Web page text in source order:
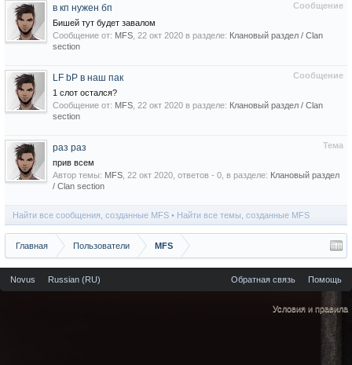
Сообщение
в кп нужен бп
Бишей тут будет завалом
Сообщение от: MFS 22 окт 2020 в разделе: Клановый раздел / Сlan
section
Сообщение
LF bP в наш пак
1 слот остался?
Сообщение от: MFS 22 окт 2020 в разделе: Клановый раздел / Сlan
section
Тема
раз раз
прив всем
Автор темы: MFS 22 окт 2020 , ответов - 0, в разделе: Клановый раздел
/ Сlan section
Найти все сообщения, созданные MFS Найти все темы, созданные MFS
Главная Пользователи MFS
Novus Russian (RU) Обратная связь Помощь
Условия и правила